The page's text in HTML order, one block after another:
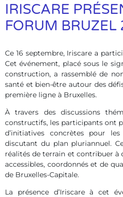
IRISCARE
FORUM BRUZEL
Ce 16 septembre, Iriscare a
Cet événement, placé sous le
construction, a rassemblé de
santé et bien-être autour des
première ligne à Bruxelles.
À travers des discussions
constructifs, les participants ont
d’initiatives concrètes pour
discutant du plan pluriannuel.
réalités de terrain et contribuer à
accessibles, coordonnés et de
de Bruxelles-Capitale.
La présence d’Iriscare à cet